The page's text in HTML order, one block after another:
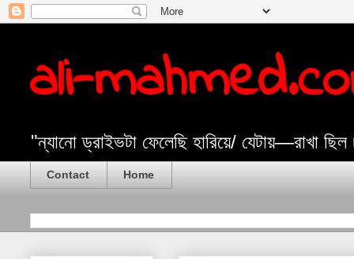
ali-
"ন্যানো ড্রাইভটা ফেলেছি হারিয়ে/ যেটায়—রাখা
Contact Home